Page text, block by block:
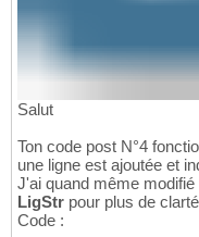
Salut
Ton code post N°4
une ligne est ajoutée et
J'ai quand même
LigStr pour plus de
Code :